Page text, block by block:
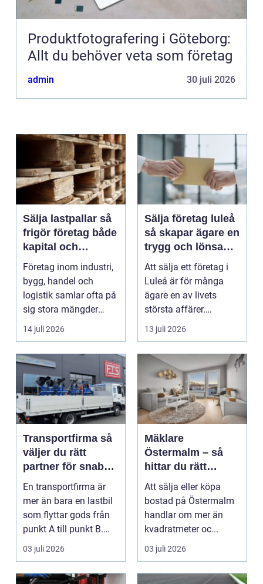
Produktfotografering i Göteborg:
Allt du behöver veta som företag
admin 30 juli 2026
Sälja lastpallar så
frigör företag både
kapital och
lagerutrymme
Företag inom industri,
bygg, handel och
logistik samlar ofta på
sig stora mängder
lastpallar. De tar...
14 juli 2026
Sälja företag luleå
så skapar ägare en
trygg och lönsam
affär
Att sälja ett företag i
Luleå är för många
ägare en av livets
största affärer.
Beslutet rymmer både
13 juli 2026
Transportfirma så
väljer du rätt
partner för snabba
och trygga
leveranser
En transportfirma är
mer än bara en lastbil
som flyttar gods från
punkt A till punkt B.
Rätt partner...
03 juli 2026
Mäklare
Östermalm – så
hittar du rätt
kompetens för din
bostadsaffär
Att sälja eller köpa
bostad på Östermalm
handlar om mer än
kvadratmeter oc...
03 juli 2026